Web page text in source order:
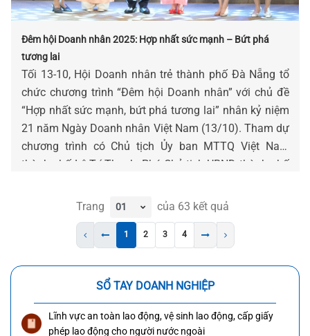
Đêm hội Doanh nhân 2025: Hợp nhất sức mạnh – Bứt phá
tương lai
Tối 13-10, Hội Doanh nhân trẻ thành phố Đà Nẵng tổ
chức chương trình “Đêm hội Doanh nhân” với chủ đề
“Hợp nhất sức mạnh, bứt phá tương lai” nhân kỷ niệm
21 năm Ngày Doanh nhân Việt Nam (13/10). Tham dự
chương trình có Chủ tịch Ủy ban MTTQ Việt Nam
thành phố Lê Trí Thanh, Phó Chủ tịch UBND thành phố
ngành, doanh nghiệp hội viên và đối tác chiến lược
Trang của 63 kết quả
1 2 3 4
SỔ TAY DOANH NGHIỆP
Lĩnh vực an toàn lao động, vệ sinh lao động, cấp giấy
phép lao động cho người nước ngoài